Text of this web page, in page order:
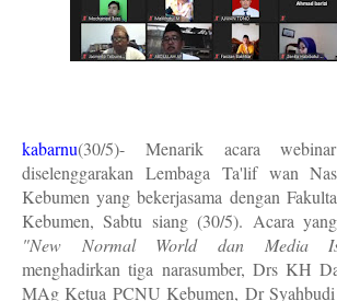
kabarnu(30/5)- Menarik acara
diselenggarakan Lembaga Ta'lif wan
Kebumen yang bekerjasama dengan
Kebumen, Sabtu siang (30/5). Acara
"New Normal World dan Media
menghadirkan tiga narasumber, Drs KH
MAg Ketua PCNU Kebumen, Dr Syahbudi